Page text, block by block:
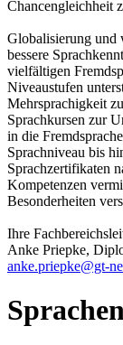
Chancengleichheit
Globalisierung und
bessere
vielfältigen
Niveaustufen
Mehrsprachigkeit
Sprachkursen zur
in die
Sprachniveau bis
Sprachzertifikaten
Kompetenzen
Besonderheiten
Ihre
Anke Priepke,
anke.priepke@gt-